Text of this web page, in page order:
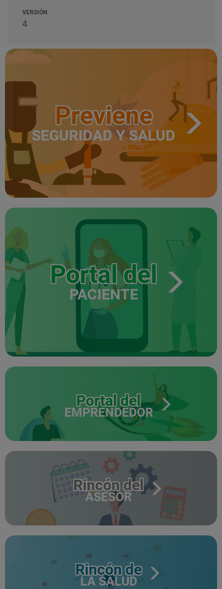
VERSIÓN
4
Previene
SEGURIDAD Y SALUD
Portal del
PACIENTE
Portal del
EMPRENDEDOR
Rincón del
ASESOR
Rincón de
LA SALUD